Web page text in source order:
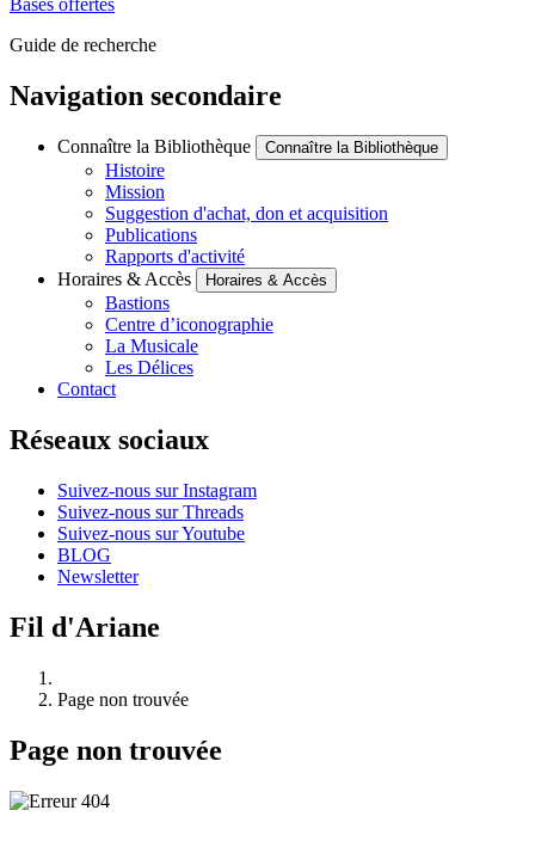
Guide de recherche
Navigation secondaire
Connaître la Bibliothèque Connaître la Bibliothèque
Histoire
Mission
Suggestion d'achat, don et acquisition
Publications
Rapports d'activité
Horaires & Accès
Horaires & Accès
Bastions
Centre d’iconographie
La Musicale
Les Délices
Contact
Réseaux sociaux
Suivez-nous sur Instagram
Suivez-nous sur Threads
Suivez-nous sur Youtube
BLOG
Newsletter
Fil d'Ariane
Page non trouvée
Page non trouvée